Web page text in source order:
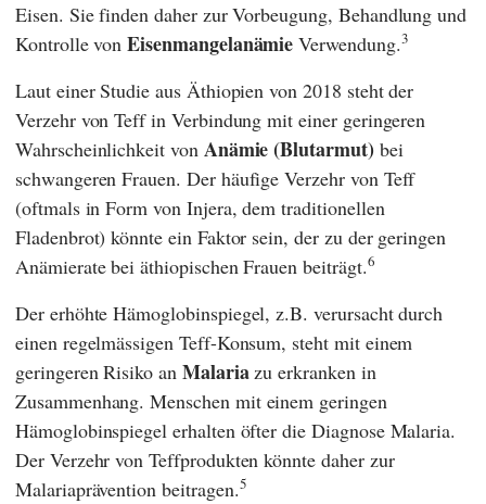
Eisen. Sie finden daher zur Vorbeugung, Behandlung und
Kontrolle vonEisenmangelanämieVerwendung.3
Laut einer Studie aus Äthiopien von 2018 steht der
Verzehr von Teff in Verbindung mit einer geringeren
Wahrscheinlichkeit von Anämie (Blutarmut) bei
schwangeren Frauen. Der häufige Verzehr von Teff
(oftmals in Form von Injera, dem traditionellen
Fladenbrot) könnte ein Faktor sein, der zu der geringen
Anämierate bei äthiopischen Frauen beiträgt.6
Der erhöhte Hämoglobinspiegel, z.B. verursacht durch
einen regelmässigen Teff-Konsum, steht mit einem
geringeren Risiko an Malariazu erkranken in
Zusammenhang. Menschen mit einem geringen
Hämoglobinspiegel erhalten öfter die Diagnose Malaria.
Der Verzehr von Teffprodukten könnte daher zur
Malariaprävention beitragen.5